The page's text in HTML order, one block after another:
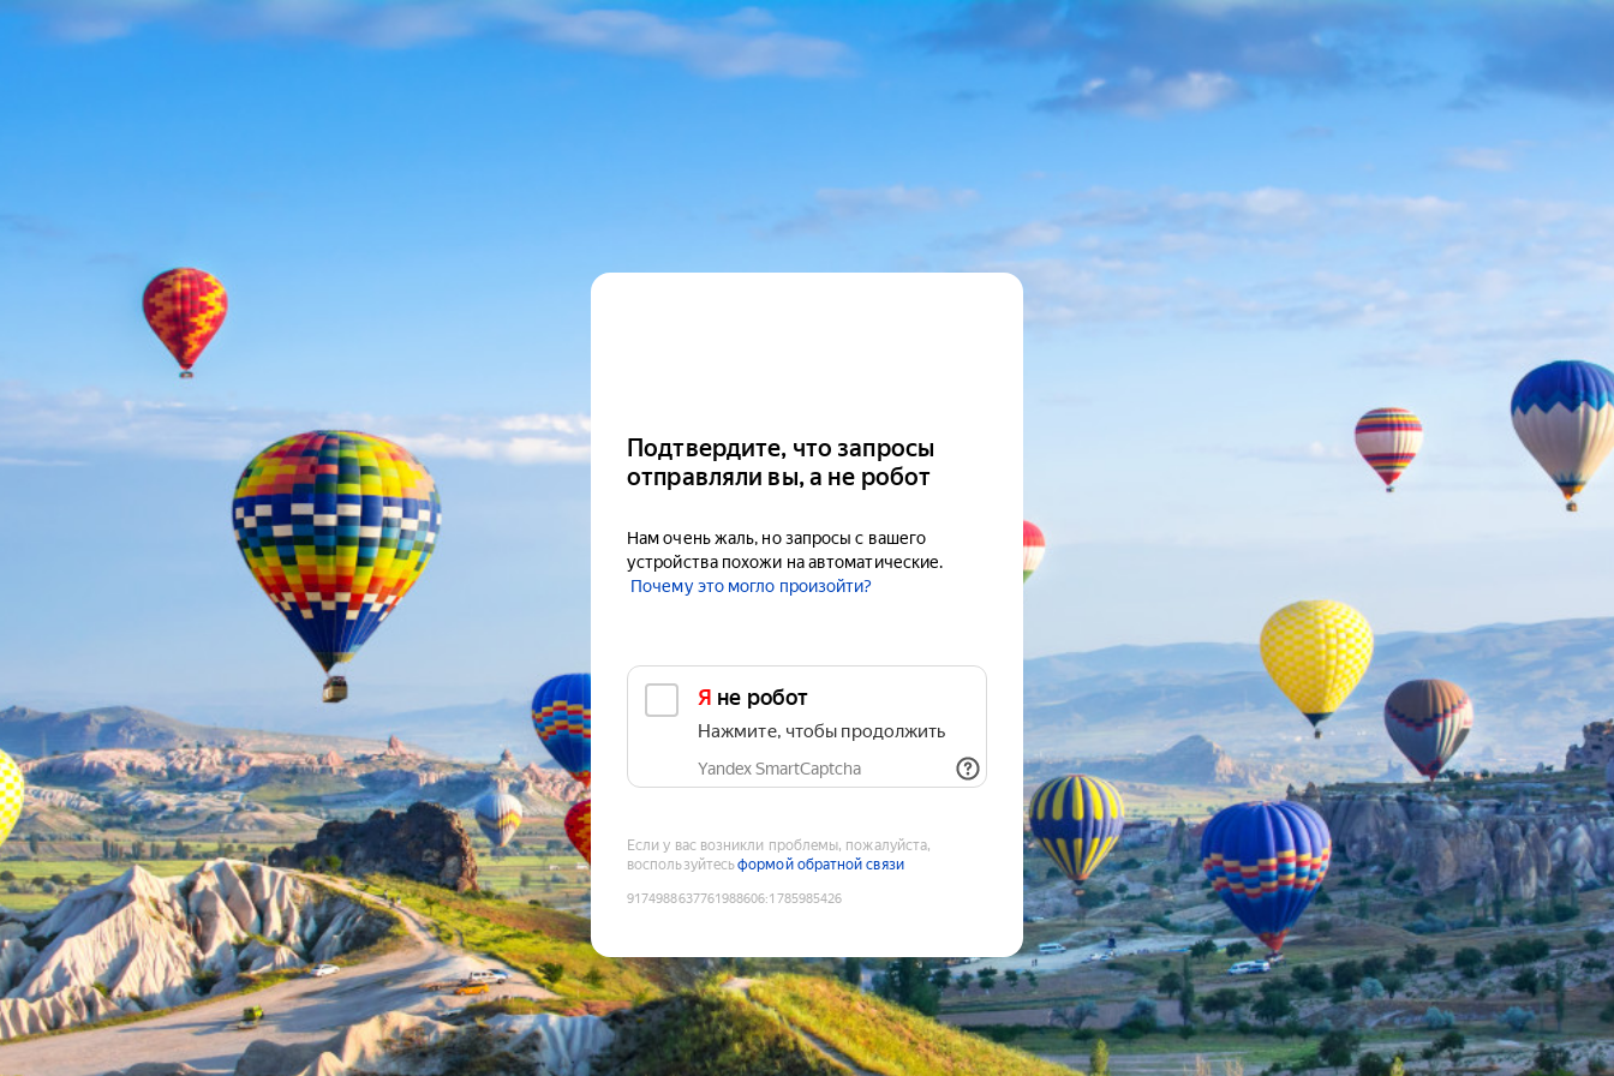
Подтвердите, что запросы
отправляли вы, а не робот
Нам очень жаль, но запросы с вашего
устройства похожи на автоматические.
Почему это могло произойти?
Я не робот
Нажмите, чтобы продолжить
Yandex SmartCaptcha
Если у вас возникли проблемы, пожалуйста,
воспользуйтесьформой обратной связи
9174988637761988606:1785985426